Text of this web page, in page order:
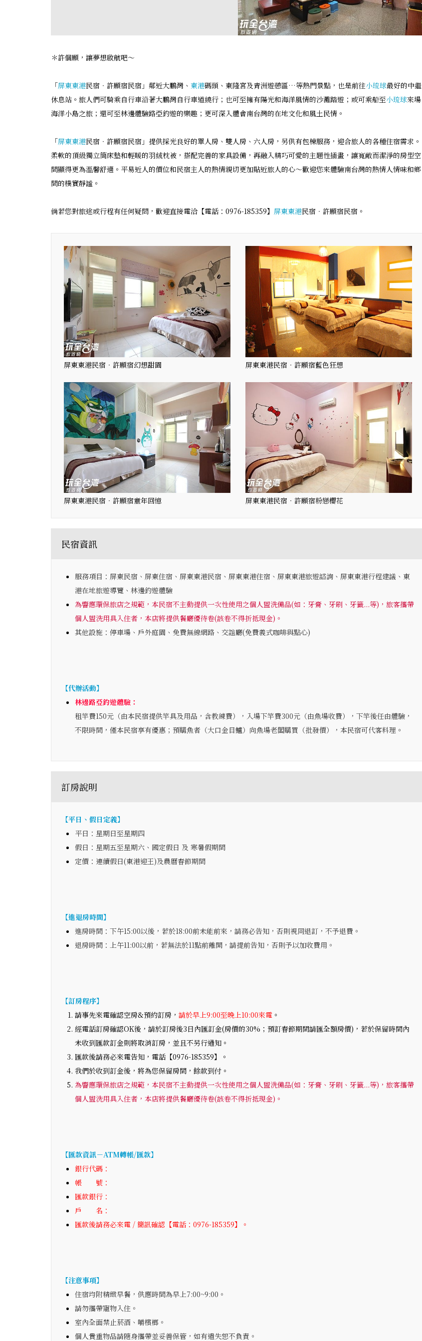
＊許個願，讓夢想啟航吧～
「屏東東港民宿‧許願宿民宿」鄰近大鵬灣、 東港碼頭、東隆宮及青洲遊憩區…等熱門景點，也是前往小琉球最好的中繼
休息站。旅人們可騎乘自行車沿著大鵬灣自行車道繞行；也可至擁有陽光和海洋風情的沙灘踏遊；或可乘船至小琉球來場
海洋小島之旅；還可至林邊體驗路亞釣遊的樂趣；更可深入體會南台灣的在地文化和風土民情。
「屏東東港民宿‧許願宿民宿」提供採光良好的單人房、雙人房、六人房，另供有包棟服務，迎合旅人的各種住宿需求。
柔軟的頂級獨立筒床墊和輕暖的羽絨枕被，搭配完善的家具設備，再融入精巧可愛的主題性插畫，讓寬敞而潔淨的房型空
間顯得更為溫馨舒適。平易近人的價位和民宿主人的熱情親切更加貼近旅人的心～歡迎您來體驗南台灣的熱情人情味和鄉
間的樸實靜謐。
倘若您對旅途或行程有任何疑問，歡迎直接電洽【電話：0976-185359】 屏東東港民宿‧許願宿民宿。
屏東東港民宿‧許願宿幻想甜園 屏東東港民宿‧許願宿藍色狂想
屏東東港民宿‧許願宿童年回憶 屏東東港民宿‧許願宿粉戀櫻花
民宿資訊
服務項目：屏東民宿、屏東住宿、屏東東港民宿、屏東東港住宿、屏東東港旅遊諮詢、屏東東港行程建議、東
港在地旅遊導覽、林邊釣遊體驗
為響應環保旅店之規範，本民宿不主動提供一次性使用之個人盥洗備品(如：牙膏、牙刷、牙籤...等)，旅客攜帶
個人盥洗用具入住者，本店將提供餐廳優待卷(該卷不得折抵現金)。
其他設施：停車場、戶外庭園、免費無線網路、交誼廳(免費義式咖啡與點心)
【代辦活動】
林邊路亞釣遊體驗：
租竿費150元（由本民宿提供竿具及用品，含教練費），入場下竿費300元（由魚場收費），下竿後任由體驗，
不限時間，僅本民宿享有優惠；預購魚者（大口金目鱸）向魚場老闆購買（批發價），本民宿可代客料理。
訂房說明
【平日、假日定義】
平日：星期日至星期四
假日：星期五至星期六、國定假日 及 寒暑假期間
定價：連續假日(東港迎王)及農曆春節期間
【進退房時間】
進房時間：下午15:00以後，若於18:00前未能前來，請務必告知，否則視同退訂，不予退費。
退房時間：上午11:00以前，若無法於11點前離開，請提前告知，否則予以加收費用。
【訂房程序】
請事先來電確認空房&預約訂房， 請於早上9:00至晚上10:00來電 。
經電話訂房確認OK後，請於訂房後3日內匯訂金(房價的30%；預訂春節期間請匯全額房價)，若於保留時間內
未收到匯款訂金則將取消訂房，並且不另行通知。
匯款後請務必來電告知，電話【0976-185359】。
我們於收到訂金後，將為您保留房間，餘款到付。
為響應環保旅店之規範，本民宿不主動提供一次性使用之個人盥洗備品(如：牙膏、牙刷、牙籤...等)，旅客攜帶
個人盥洗用具入住者，本店將提供餐廳優待卷(該卷不得折抵現金)。
【匯款資訊－ATM轉帳/匯款】
銀行代碼：
帳 號：
匯款銀行：
戶 名：
匯款後請務必來電 / 簡訊確認【電話：0976-185359】。
【注意事項】
住宿均附精緻早餐，供應時間為早上7:00~9:00。
請勿攜帶寵物入住。
室內全面禁止菸酒、嚼檳榔。
個人貴重物品請隨身攜帶並妥善保管，如有遺失恕不負責。